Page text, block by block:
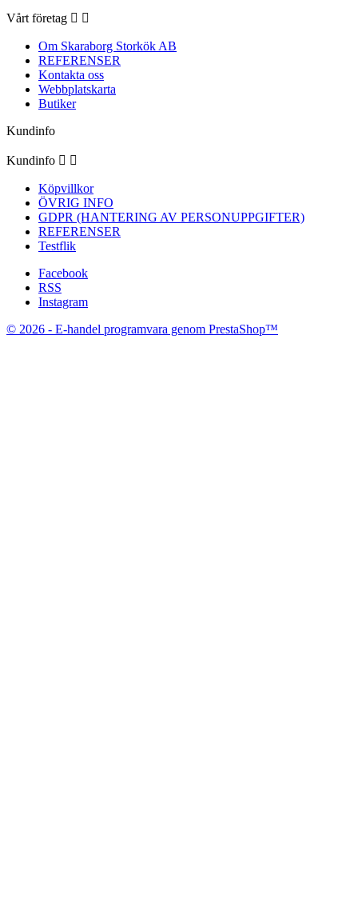
Vårt företag  
Om Skaraborg Storkök AB
REFERENSER
Kontakta oss
Webbplatskarta
Butiker
Kundinfo
Kundinfo  
Köpvillkor
ÖVRIG INFO
GDPR (HANTERING AV PERSONUPPGIFTER)
REFERENSER
Testflik
Facebook
RSS
Instagram
© 2026 - E-handel programvara genom PrestaShop™